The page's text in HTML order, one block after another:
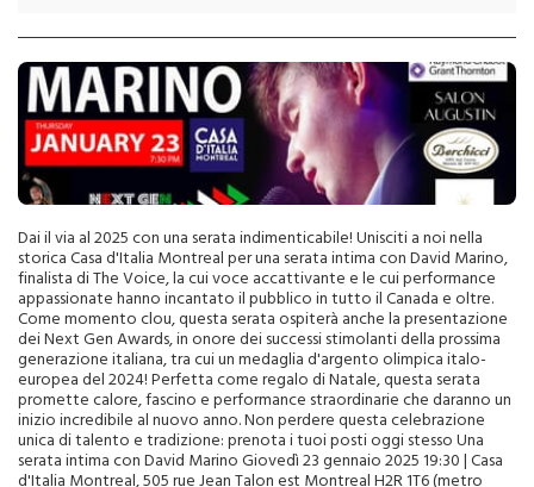
Dai il via al 2025 con una serata indimenticabile! Unisciti a noi nella
storica Casa d'Italia Montreal per una serata intima con David Marino,
finalista di The Voice, la cui voce accattivante e le cui performance
appassionate hanno incantato il pubblico in tutto il Canada e oltre.
Come momento clou, questa serata ospiterà anche la presentazione
dei Next Gen Awards, in onore dei successi stimolanti della prossima
generazione italiana, tra cui un medaglia d'argento olimpica italo-
europea del 2024! Perfetta come regalo di Natale, questa serata
promette calore, fascino e performance straordinarie che daranno un
inizio incredibile al nuovo anno. Non perdere questa celebrazione
unica di talento e tradizione: prenota i tuoi posti oggi stesso Una
serata intima con David Marino Giovedì 23 gennaio 2025 19:30 | Casa
d'Italia Montreal, 505 rue Jean Talon est Montreal H2R 1T6 (metro